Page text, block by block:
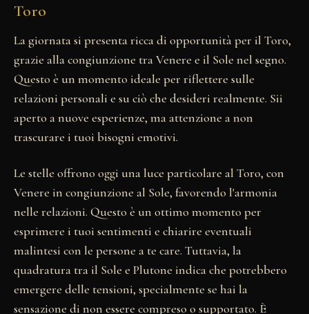
Toro
La giornata si presenta ricca di opportunità per il Toro,
grazie alla congiunzione tra Venere e il Sole nel segno.
Questo è un momento ideale per riflettere sulle
relazioni personali e su ciò che desideri realmente. Sii
aperto a nuove esperienze, ma attenzione a non
trascurare i tuoi bisogni emotivi.
Le stelle offrono oggi una luce particolare al Toro, con
Venere in congiunzione al Sole, favorendo l'armonia
nelle relazioni. Questo è un ottimo momento per
esprimere i tuoi sentimenti e chiarire eventuali
malintesi con le persone a te care. Tuttavia, la
quadratura tra il Sole e Plutone indica che potrebbero
emergere delle tensioni, specialmente se hai la
sensazione di non essere compreso o supportato. È